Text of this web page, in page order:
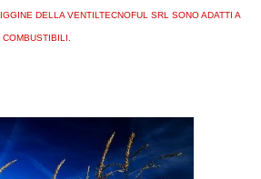
DELLA VENTILTECNOFUL SRL SONO ADATTI A